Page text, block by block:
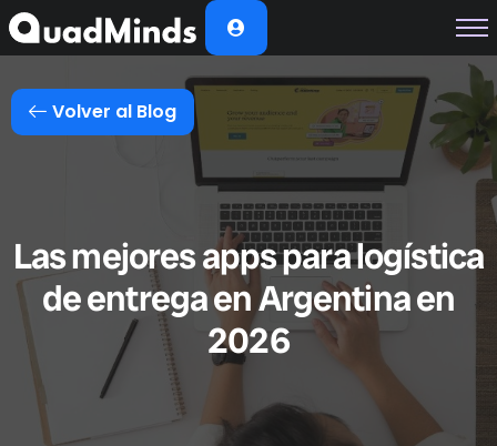
Soluciones
Módulos
Casos de Éxito
Volver al Blog
Las mejores apps para logística
de entrega en Argentina en
2026